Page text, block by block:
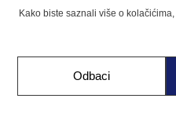
Kako biste saznali više o kolačićima,
Odbaci